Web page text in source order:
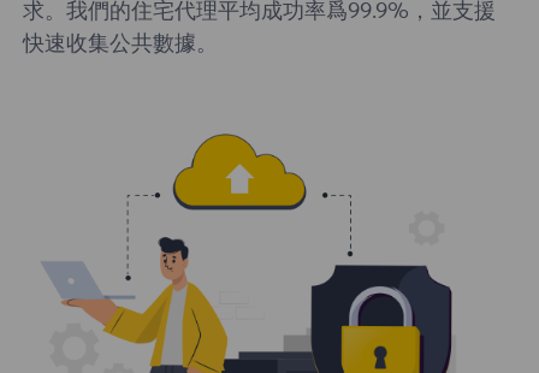
求。我們的住宅代理平均成功率爲99.9%，並支援
快速收集公共數據。